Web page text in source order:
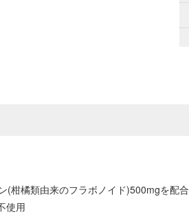
(柑橘類由来のフラボノイド)500mgを配合
使用